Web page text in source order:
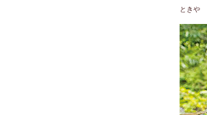
ときや